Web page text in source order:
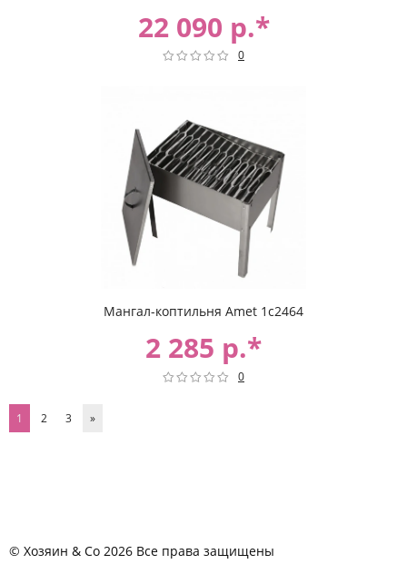
22 090 р.*
0
Мангал-коптильня Amet 1с2464
2 285 р.*
0
1 2 3 »
© Хозяин & Co 2026 Все права защищены